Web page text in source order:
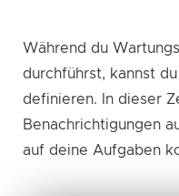
Während du
durchführst, kannst
definieren. In dieser
Benachrichtigungen
auf deine Aufgaben